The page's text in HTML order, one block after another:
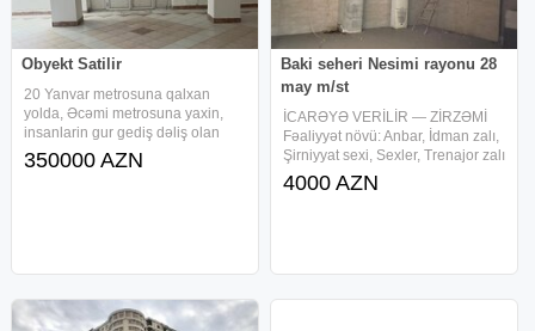
Obyekt Satilir
20 Yanvar metrosuna qalxan
yolda, Əcəmi metrosuna yaxin,
insanlarin gur gediş dəliş olan
hissəsində, 3 cü mikrorayon
dairəsi ilə üz-bəüz, 10 mərtəbəli
350000 AZN
Baki seheri Nesimi rayonu 28
may m/st
İCARƏYƏ VERİLİR — ZİRZƏMİ
Fəaliyyət növü: Anbar, İdman zalı,
Şirniyyat sexi, Sexler, Trenajor zalı
445 m2 Metro: 28 May stansiyası
— hər iki çıxışa ayaq məsafəsi 2
4000 AZN